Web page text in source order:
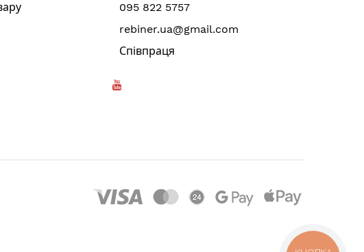
095 822 5757
rebiner.ua@gmail.com
Співпраця